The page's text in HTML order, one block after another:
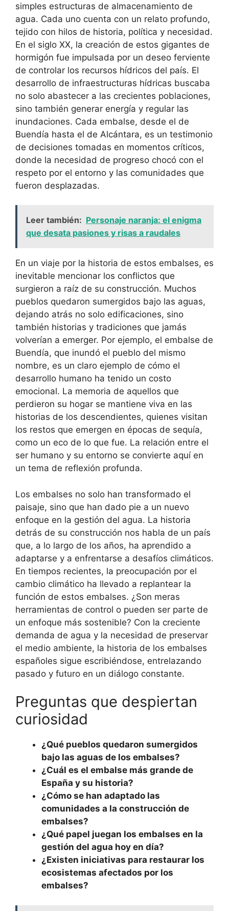
simples estructuras de almacenamiento de
agua. Cada uno cuenta con un relato profundo,
tejido con hilos de historia, política y necesidad.
En el siglo XX, la creación de estos gigantes de
hormigón fue impulsada por un deseo ferviente
de controlar los recursos hídricos del país. El
desarrollo de infraestructuras hídricas buscaba
no solo abastecer a las crecientes poblaciones,
sino también generar energía y regular las
inundaciones. Cada embalse, desde el de
Buendía hasta el de Alcántara, es un testimonio
de decisiones tomadas en momentos críticos,
donde la necesidad de progreso chocó con el
respeto por el entorno y las comunidades que
fueron desplazadas.
Leer también: Personaje naranja: el enigma
que desata pasiones y risas a raudales
En un viaje por la historia de estos embalses, es
inevitable mencionar los conflictos que
surgieron a raíz de su construcción. Muchos
pueblos quedaron sumergidos bajo las aguas,
dejando atrás no solo edificaciones, sino
también historias y tradiciones que jamás
volverían a emerger. Por ejemplo, el embalse de
Buendía, que inundó el pueblo del mismo
nombre, es un claro ejemplo de cómo el
desarrollo humano ha tenido un costo
emocional. La memoria de aquellos que
perdieron su hogar se mantiene viva en las
historias de los descendientes, quienes visitan
los restos que emergen en épocas de sequía,
como un eco de lo que fue. La relación entre el
ser humano y su entorno se convierte aquí en
un tema de reflexión profunda.
Los embalses no solo han transformado el
paisaje, sino que han dado pie a un nuevo
enfoque en la gestión del agua. La historia
detrás de su construcción nos habla de un país
que, a lo largo de los años, ha aprendido a
adaptarse y a enfrentarse a desafíos climáticos.
En tiempos recientes, la preocupación por el
cambio climático ha llevado a replantear la
función de estos embalses. ¿Son meras
herramientas de control o pueden ser parte de
un enfoque más sostenible? Con la creciente
demanda de agua y la necesidad de preservar
el medio ambiente, la historia de los embalses
españoles sigue escribiéndose, entrelazando
pasado y futuro en un diálogo constante.
Preguntas que despiertan
curiosidad
¿Qué pueblos quedaron sumergidos
bajo las aguas de los embalses?
¿Cuál es el embalse más grande de
España y su historia?
¿Cómo se han adaptado las
comunidades a la construcción de
embalses?
¿Qué papel juegan los embalses en la
gestión del agua hoy en día?
¿Existen iniciativas para restaurar los
ecosistemas afectados por los
embalses?